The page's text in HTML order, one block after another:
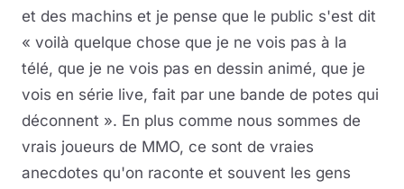
et des machins et je pense que le public s'est dit
« voilà quelque chose que je ne vois pas à la
télé, que je ne vois pas en dessin animé, que je
vois en série live, fait par une bande de potes qui
déconnent ». En plus comme nous sommes de
vrais joueurs de MMO, ce sont de vraies
anecdotes qu'on raconte et souvent les gens